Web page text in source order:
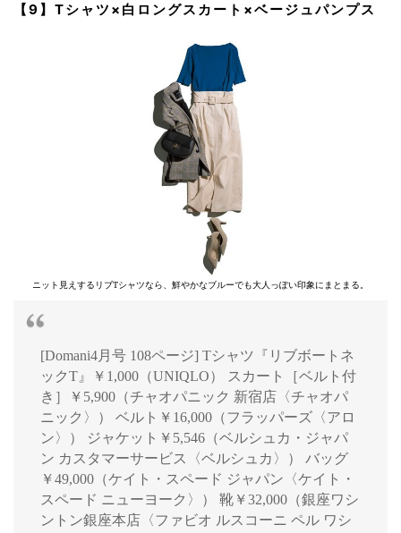
【9】Tシャツ×白ロングスカート×ベージュパンプス
ニット見えするリブTシャツなら、鮮やかなブルーでも大人っぽい印象にまとまる。
[Domani4月号 108ページ] Tシャツ『リブボートネ
ックT』￥1,000（UNIQLO） スカート［ベルト付
き］￥5,900（チャオパニック 新宿店〈チャオパ
ニック〉） ベルト￥16,000（フラッパーズ〈アロ
ン〉） ジャケット￥5,546（ベルシュカ・ジャパ
ン カスタマーサービス〈ベルシュカ〉） バッグ
￥49,000（ケイト・スペード ジャパン〈ケイト・
スペード ニューヨーク〉） 靴￥32,000（銀座ワシ
ントン銀座本店〈ファビオ ルスコーニ ペル ワシ